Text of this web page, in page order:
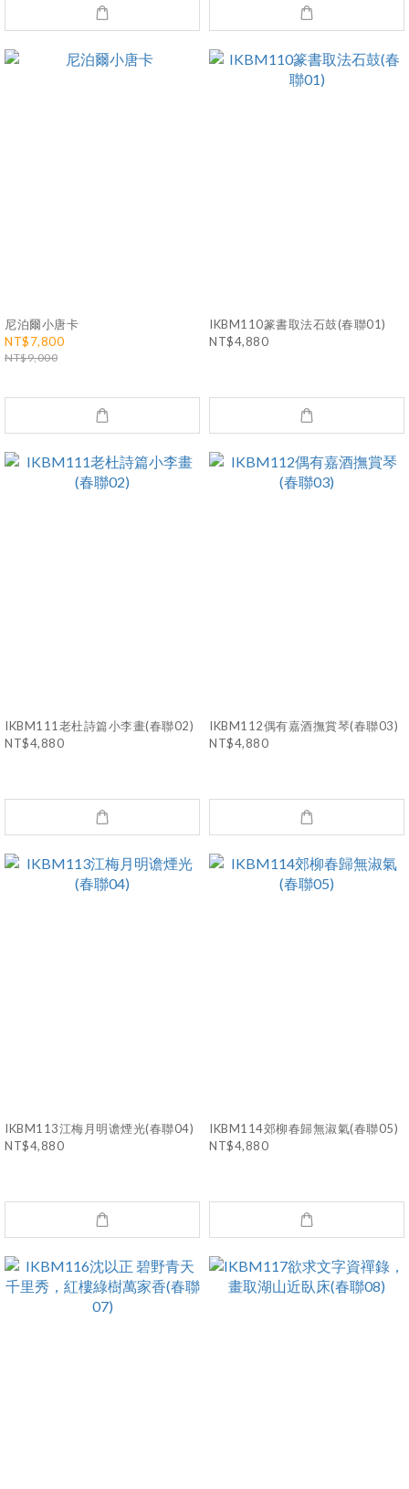
尼泊爾小唐卡
NT$7,800
NT$9,000
IKBM110篆書取法石鼓(春聯01)
NT$4,880
IKBM111老杜詩篇小李畫(春聯02)
NT$4,880
IKBM112偶有嘉酒撫賞琴(春聯03)
NT$4,880
IKBM113江梅月明谵煙光(春聯04)
NT$4,880
IKBM114郊柳春歸無淑氣(春聯05)
NT$4,880